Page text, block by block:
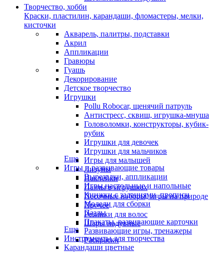
Творчество, хобби
Краски, пластилин, карандаши, фломастеры, мелки,
кисточки
Акварель, палитры, подставки
Акрил
Аппликации
Гравюры
Гуашь
Декорирование
Детское творчество
Игрушки
Pollu Robocar, щенячий патруль
Антистресс, сквиш, игрушка-мнуша
Головоломки, конструкторы, кубик-
рубик
Игрушки для девочек
Игрушки для мальчиков
Игры для малышей
Лизуны
Наклейки
Пазлы в игрушках
Песочные наборы, игры на природе
Прочее
Резинки для волос
Шары надувные
Еще
Игры и развивающие товары
Вырезалки, аппликации
Игры настольные и напольные
Книжки с заданиями, прописи
Модели для сборки
Пазлы
Плакаты, развивающие карточки
Развивающие игры, тренажеры
Раскраски
Еще
Инструменты для творчества
Карандаши цветные